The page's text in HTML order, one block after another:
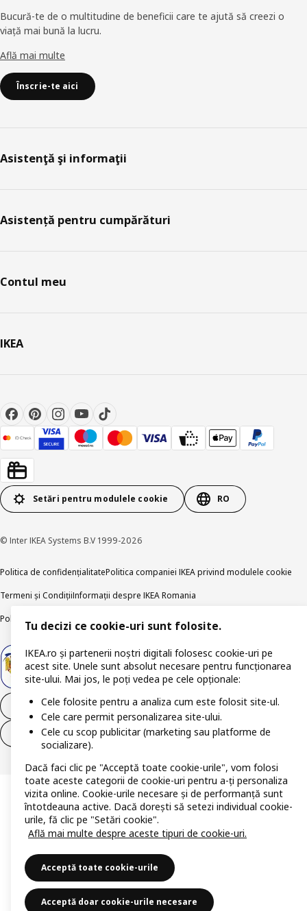
Bucură-te de o multitudine de beneficii care te ajută să creezi o
viață mai bună la lucru.
Află mai multe
Înscrie-te aici
Asistenţă şi informaţii
Asistență pentru cumpărături
Contul meu
IKEA
Setări pentru modulele cookie RO
© Inter IKEA Systems B.V 1999-2026
Politica de confidențialitatePolitica companiei IKEA privind modulele cookie
Termeni și CondițiiInformații despre IKEA Romania
Politica de publicare responsabilă
Retrage-te din contract
Retrage-te din contract (servicii)
Tu decizi ce cookie-uri sunt folosite.
IKEA.ro și partenerii noștri digitali folosesc cookie-uri pe
acest site. Unele sunt absolut necesare pentru funcționarea
site-ului. Mai jos, le poți vedea pe cele opționale:
Cele folosite pentru a analiza cum este folosit site-ul.
Cele care permit personalizarea site-ului.
Cele cu scop publicitar (marketing sau platforme de
socializare).
Dacă faci clic pe "Acceptă toate cookie-urile", vom folosi
toate aceste categorii de cookie-uri pentru a-ți personaliza
vizita online. Cookie-urile necesare și de performanță sunt
întotdeauna active. Dacă dorești să setezi individual cookie-
urile, fă clic pe "Setări cookie".
Află mai multe despre aceste tipuri de cookie-uri.
Acceptă toate cookie-urile
Acceptă doar cookie-urile necesare